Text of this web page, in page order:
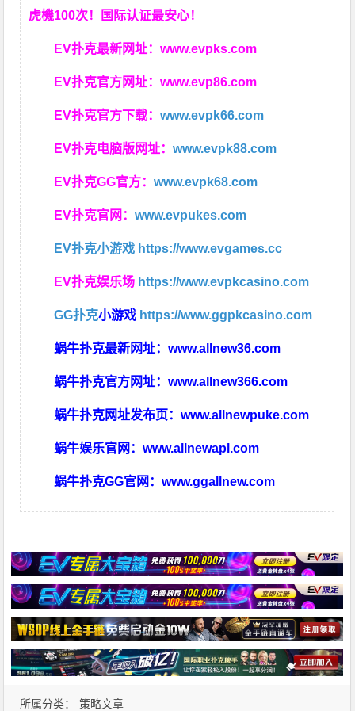
虎機100次！国际认证最安心！
EV扑克最新网址：www.evpks.com
EV扑克官方网址：www.evp86.com
EV扑克官方下载：www.evpk66.com
EV扑克电脑版网址：www.evpk88.com
EV扑克GG官方：www.evpk68.com
EV扑克官网：www.evpukes.com
EV扑克小游戏 https://www.evgames.cc
EV扑克娱乐场 https://www.evpkcasino.com
GG扑克小游戏 https://www.ggpkcasino.com
蜗牛扑克最新网址：www.allnew36.com
蜗牛扑克官方网址：www.allnew366.com
蜗牛扑克网址发布页：www.allnewpuke.com
蜗牛娱乐官网：www.allnewapl.com
蜗牛扑克GG官网：www.ggallnew.com
所属分类： 策略文章